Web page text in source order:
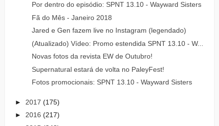
Por dentro do episódio: SPNT 13.10 - Wayward Sisters
Fã do Mês - Janeiro 2018
Jared e Gen fazem live no Instagram (legendado)
(Atualizado) Vídeo: Promo estendida SPNT 13.10 - W...
Novas fotos da revista EW de Outubro!
Supernatural estará de volta no PaleyFest!
Fotos promocionais: SPNT 13.10 - Wayward Sisters
► 2017 (175)
► 2016 (217)